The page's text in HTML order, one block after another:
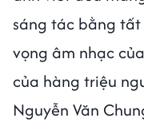
sáng tác bằng
vọng âm nhạc
của hàng triệu
Nguyễn Văn